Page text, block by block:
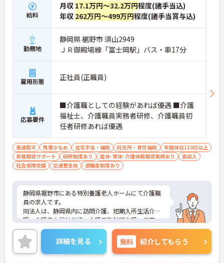
給料
月収 17.1万円～32.2万円程度(諸手当込)
年収 262万円～499万円程度(諸手当賞与込)
勤務地
静岡県 裾野市 須山2949
ＪＲ御殿場線「富士岡駅」バス・車17分
雇用形態 正社員(正職員)
応募要件
■介護職としての経験があれば優遇 ■介護
福祉士、介護職員実務者研修、介護職員初
任者研修あれば優遇
車通勤可 残業少なめ 住宅手当・補助 託児所・育児補助
年間休日110日以上
資格取得サポート
研修制度あり 産休･育休･介護休暇取得実績あり
高収入
社会保険完備
交通費支給 退職金制度あり
静岡県裾野市にある特別養護老人ホームにて介護職
員の求人です。
同法人は、静岡県内に訪問介護、短期入所生活介
護、介護老人福祉施設、介護予防訪問介護、保育
園、児童発達支援センターなどさまざま施設を運営
しています。
四季折々色んな行事が催されます。夏には盛大な花
火大会も♪
詳細を見る 無料 紹介してもらう